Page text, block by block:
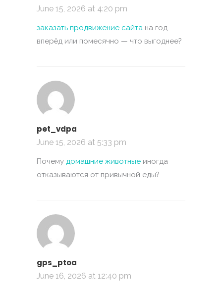
June 15, 2026 at 4:20 pm
заказать продвижение сайта на год
вперёд или помесячно — что выгоднее?
pet_vdpa
June 15, 2026 at 5:33 pm
Почему домашние животные иногда
отказываются от привычной еды?
gps_ptoa
June 16, 2026 at 12:40 pm